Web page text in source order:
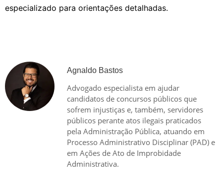
especializado para orientações detalhadas.
Agnaldo Bastos
Advogado especialista em ajudar
candidatos de concursos públicos que
sofrem injustiças e, também, servidores
públicos perante atos ilegais praticados
pela Administração Pública, atuando em
Processo Administrativo Disciplinar (PAD) e
em Ações de Ato de Improbidade
Administrativa.